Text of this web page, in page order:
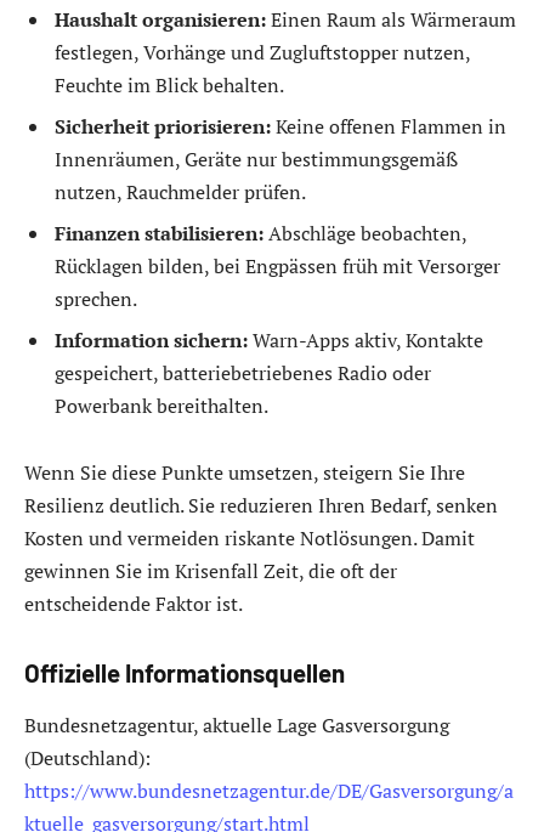
Haushalt organisieren:Einen Raum als Wärmeraum
festlegen, Vorhänge und Zugluftstopper nutzen,
Feuchte im Blick behalten.
Sicherheit priorisieren:Keine offenen Flammen in
Innenräumen, Geräte nur bestimmungsgemäß
nutzen, Rauchmelder prüfen.
Finanzen stabilisieren:Abschläge beobachten,
Rücklagen bilden, bei Engpässen früh mit Versorger
sprechen.
Information sichern:Warn-Apps aktiv, Kontakte
gespeichert, batteriebetriebenes Radio oder
Powerbank bereithalten.
Wenn Sie diese Punkte umsetzen, steigern Sie Ihre
Resilienz deutlich. Sie reduzieren Ihren Bedarf, senken
Kosten und vermeiden riskante Notlösungen. Damit
gewinnen Sie im Krisenfall Zeit, die oft der
entscheidende Faktor ist.
Offizielle Informationsquellen
Bundesnetzagentur, aktuelle Lage Gasversorgung
(Deutschland):
https://www.bundesnetzagentur.de/DE/Gasversorgung/a
ktuelle_gasversorgung/start.html